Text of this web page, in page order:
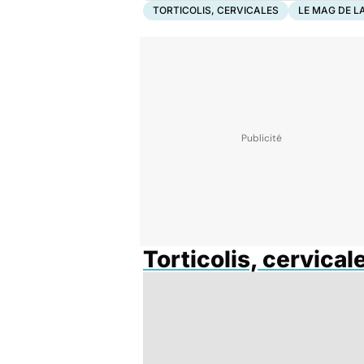
TORTICOLIS, CERVICALES LE MAG DE
Torticolis,